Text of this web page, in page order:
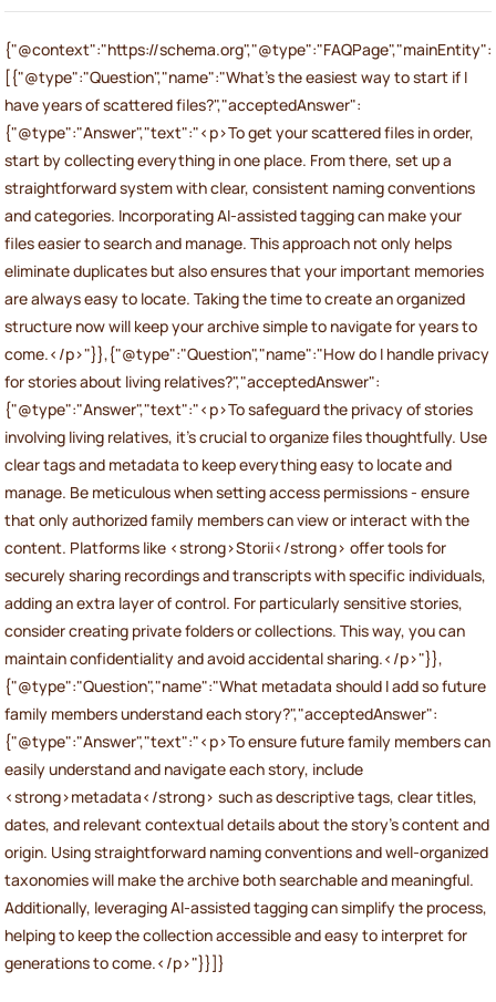
{"@context":"https://schema.org","@type":"FAQPage","mainEntity":
[{"@type":"Question","name":"What’s the easiest way to start if I
have years of scattered files?","acceptedAnswer":
{"@type":"Answer","text":"<p>To get your scattered files in order,
start by collecting everything in one place. From there, set up a
straightforward system with clear, consistent naming conventions
and categories. Incorporating AI-assisted tagging can make your
files easier to search and manage. This approach not only helps
eliminate duplicates but also ensures that your important memories
are always easy to locate. Taking the time to create an organized
structure now will keep your archive simple to navigate for years to
come.</p>"}},{"@type":"Question","name":"How do I handle privacy
for stories about living relatives?","acceptedAnswer":
{"@type":"Answer","text":"<p>To safeguard the privacy of stories
involving living relatives, it's crucial to organize files thoughtfully. Use
clear tags and metadata to keep everything easy to locate and
manage. Be meticulous when setting access permissions - ensure
that only authorized family members can view or interact with the
content. Platforms like <strong>Storii</strong> offer tools for
securely sharing recordings and transcripts with specific individuals,
adding an extra layer of control. For particularly sensitive stories,
consider creating private folders or collections. This way, you can
maintain confidentiality and avoid accidental sharing.</p>"}},
{"@type":"Question","name":"What metadata should I add so future
family members understand each story?","acceptedAnswer":
{"@type":"Answer","text":"<p>To ensure future family members can
easily understand and navigate each story, include
<strong>metadata</strong> such as descriptive tags, clear titles,
dates, and relevant contextual details about the story's content and
origin. Using straightforward naming conventions and well-organized
taxonomies will make the archive both searchable and meaningful.
Additionally, leveraging AI-assisted tagging can simplify the process,
helping to keep the collection accessible and easy to interpret for
generations to come.</p>"}}]}